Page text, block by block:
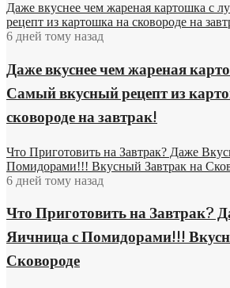
Даже вкуснее чем жареная картошка с
рецепт из картошка на сковороде на
6 дней тому назад
Даже вкуснее чем жареная
Самый вкусный рецепт из
сковороде на завтрак!
Что Приготовить на Завтрак? Даже
Помидорами!!! Вкусный Завтрак на
6 дней тому назад
Что Приготовить на Завтрак?
Яичница с Помидорами!!!
Сковороде